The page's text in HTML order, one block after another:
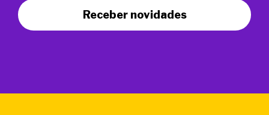
Receber novidades